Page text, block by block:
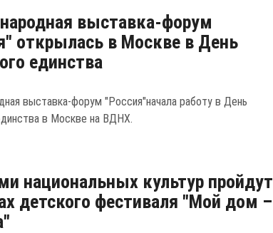
выставка-форум
открылась в Москве в День
единства
выставка-форум "Россия"начала работу в День
в Москве на ВДНХ.
национальных культур пройдут
детского фестиваля "Мой дом –